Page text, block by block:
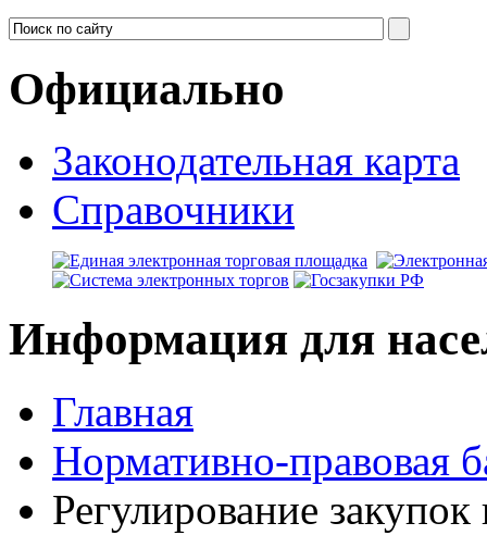
Официально
Законодательная карта
Справочники
Информация для
Главная
Нормативно-правовая
Регулирование